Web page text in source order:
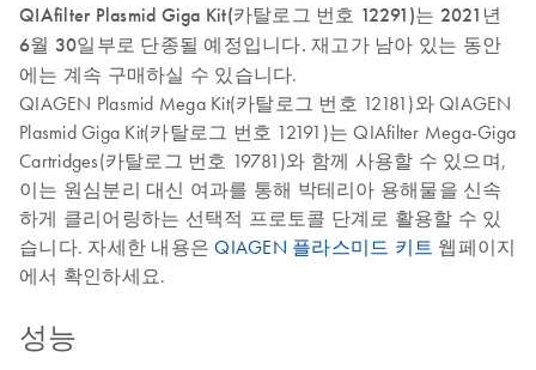
QIAfilter Plasmid Giga Kit(카탈로그 번호 12291)는 2021년
6월 30일부로 단종될 예정입니다. 재고가 남아 있는 동안
에는 계속 구매하실 수 있습니다.
QIAGEN Plasmid Mega Kit(카탈로그 번호 12181)와 QIAGEN
Plasmid Giga Kit(카탈로그 번호 12191)는 QIAfilter Mega-Giga
Cartridges(카탈로그 번호 19781)와 함께 사용할 수 있으며,
이는 원심분리 대신 여과를 통해 박테리아 용해물을 신속
하게 클리어링하는 선택적 프로토콜 단계로 활용할 수 있
습니다. 자세한 내용은QIAGEN 플라스미드 키트 웹페이지
에서 확인하세요.
성능